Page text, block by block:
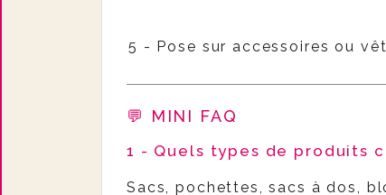
5 - Pose sur accessoires ou
💬 MINI FAQ
1 - Quels types de produits
Sacs, pochettes, sacs à dos,